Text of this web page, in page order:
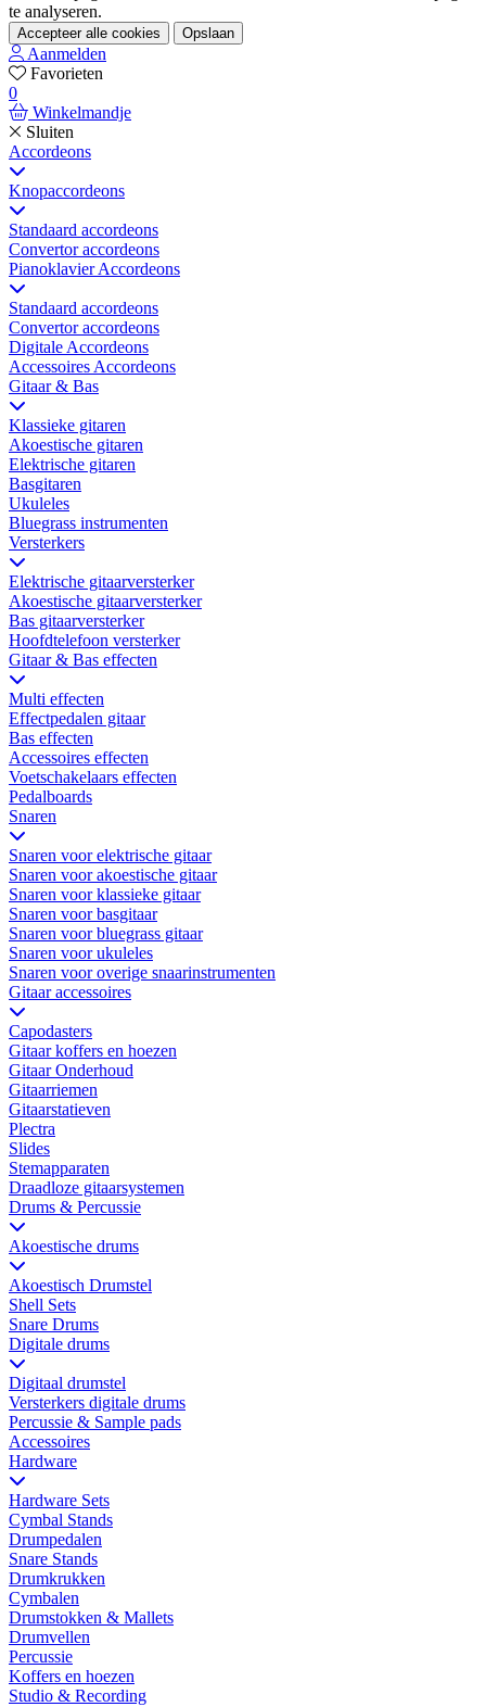
te analyseren.
Accepteer alle cookies Opslaan
Aanmelden
Favorieten
0
Winkelmandje
Sluiten
Accordeons
Knopaccordeons
Standaard accordeons
Convertor accordeons
Pianoklavier Accordeons
Standaard accordeons
Convertor accordeons
Digitale Accordeons
Accessoires Accordeons
Gitaar & Bas
Klassieke gitaren
Akoestische gitaren
Elektrische gitaren
Basgitaren
Ukuleles
Bluegrass instrumenten
Versterkers
Elektrische gitaarversterker
Akoestische gitaarversterker
Bas gitaarversterker
Hoofdtelefoon versterker
Gitaar & Bas effecten
Multi effecten
Effectpedalen gitaar
Bas effecten
Accessoires effecten
Voetschakelaars effecten
Pedalboards
Snaren
Snaren voor elektrische gitaar
Snaren voor akoestische gitaar
Snaren voor klassieke gitaar
Snaren voor basgitaar
Snaren voor bluegrass gitaar
Snaren voor ukuleles
Snaren voor overige snaarinstrumenten
Gitaar accessoires
Capodasters
Gitaar koffers en hoezen
Gitaar Onderhoud
Gitaarriemen
Gitaarstatieven
Plectra
Slides
Stemapparaten
Draadloze gitaarsystemen
Drums & Percussie
Akoestische drums
Akoestisch Drumstel
Shell Sets
Snare Drums
Digitale drums
Digitaal drumstel
Versterkers digitale drums
Percussie & Sample pads
Accessoires
Hardware
Hardware Sets
Cymbal Stands
Drumpedalen
Snare Stands
Drumkrukken
Cymbalen
Drumstokken & Mallets
Drumvellen
Percussie
Koffers en hoezen
Studio & Recording